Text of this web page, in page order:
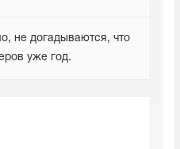
не догадываются, что
уже год.